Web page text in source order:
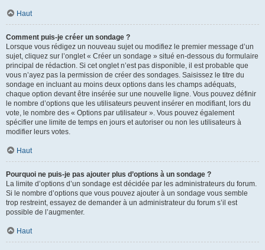
Haut
Comment puis-je créer un sondage ?
Lorsque vous rédigez un nouveau sujet ou modifiez le premier message d’un
sujet, cliquez sur l’onglet « Créer un sondage » situé en-dessous du formulaire
principal de rédaction. Si cet onglet n’est pas disponible, il est probable que
vous n’ayez pas la permission de créer des sondages. Saisissez le titre du
sondage en incluant au moins deux options dans les champs adéquats,
chaque option devant être insérée sur une nouvelle ligne. Vous pouvez définir
le nombre d’options que les utilisateurs peuvent insérer en modifiant, lors du
vote, le nombre des « Options par utilisateur ». Vous pouvez également
spécifier une limite de temps en jours et autoriser ou non les utilisateurs à
modifier leurs votes.
Haut
Pourquoi ne puis-je pas ajouter plus d’options à un sondage ?
La limite d’options d’un sondage est décidée par les administrateurs du forum.
Si le nombre d’options que vous pouvez ajouter à un sondage vous semble
trop restreint, essayez de demander à un administrateur du forum s’il est
possible de l’augmenter.
Haut